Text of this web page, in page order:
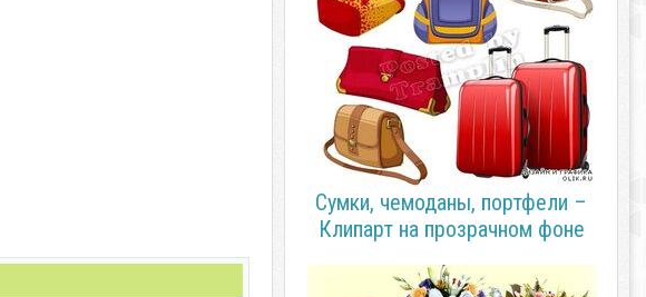
Сумки, чемоданы, портфели –
Клипарт на прозрачном фоне